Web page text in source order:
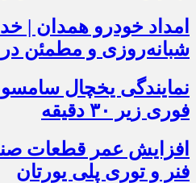
امداد خودرو همدان |
شبانه‌روزی و مطمئن
نمایندگی یخچال
فوری زیر ۳۰ دقیقه
افزایش عمر قطعات
فنر و توری پلی یورتان